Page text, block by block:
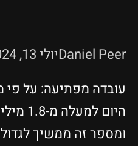
Daniel Peerיולי 13, 2024
עובדה מפתיעה: על פי
היום
ומספר זה ממשיך